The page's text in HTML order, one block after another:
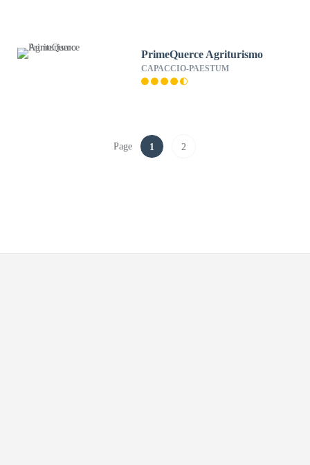
PrimeQuerce Agriturismo
CAPACCIO-PAESTUM
Page 1 2